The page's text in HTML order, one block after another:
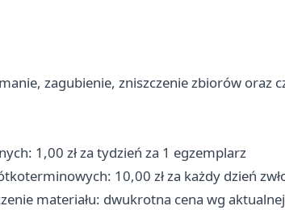
zagubienie, zniszczenie zbiorów oraz
1,00 zł za tydzień za 1 egzemplarz
10,00 zł za każdy dzień
materiału: dwukrotna cena wg